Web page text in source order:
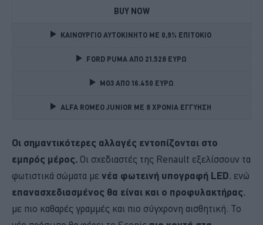
BUY NOW
ΚΑΙΝΟΥΡΓΙΟ ΑΥΤΟΚΙΝΗΤΟ ΜΕ 0,9% ΕΠΙΤΟΚΙΟ
FORD PUMA ΑΠΟ 21.528 ΕΥΡΩ
MG3 ΑΠΟ 16.450 ΕΥΡΩ
ALFA ROMEO JUNIOR ME 8 ΧΡΟΝΙΑ ΕΓΓΥΗΣΗ
Οι σημαντικότερες αλλαγές εντοπίζονται στο
εμπρός μέρος. Οι σχεδιαστές της Renault εξελίσσουν τα
φωτιστικά σώματα με νέα φωτεινή υπογραφή LED, ενώ
επανασχεδιασμένος θα είναι και ο προφυλακτήρας,
με πιο καθαρές γραμμές και πιο σύγχρονη αισθητική. Το